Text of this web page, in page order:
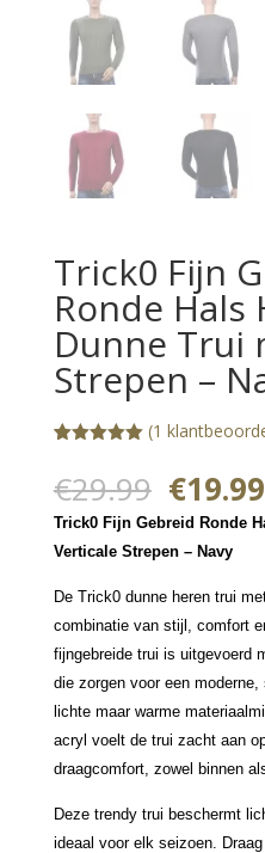
Trick0 Fijn
Ronde Hals
Dunne Trui
Strepen –
gebaseerd
klantbeoorde
(1
€29.99
prijs
was:
€29.99.
€19.99
Trick0 Fijn Gebreid Ronde
Verticale Strepen – Navy
De Trick0 dunne heren trui
combinatie van stijl, comfort
fijngebreide trui is uitgevoerd
die zorgen voor een
lichte maar warme
acryl voelt de trui zacht aan
draagcomfort, zowel binnen
Deze trendy trui beschermt
ideaal voor elk seizoen.